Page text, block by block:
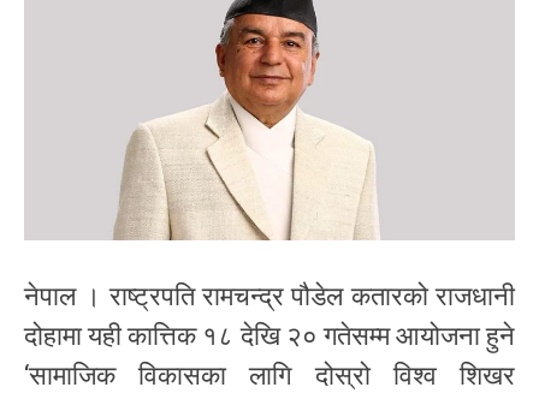
नेपाल । राष्ट्रपति रामचन्द्र पौडेल कतारको राजधानी
दोहामा यही कात्तिक १८ देखि २० गतेसम्म आयोजना हुने
‘सामाजिक विकासका लागि दोस्रो विश्व शिखर